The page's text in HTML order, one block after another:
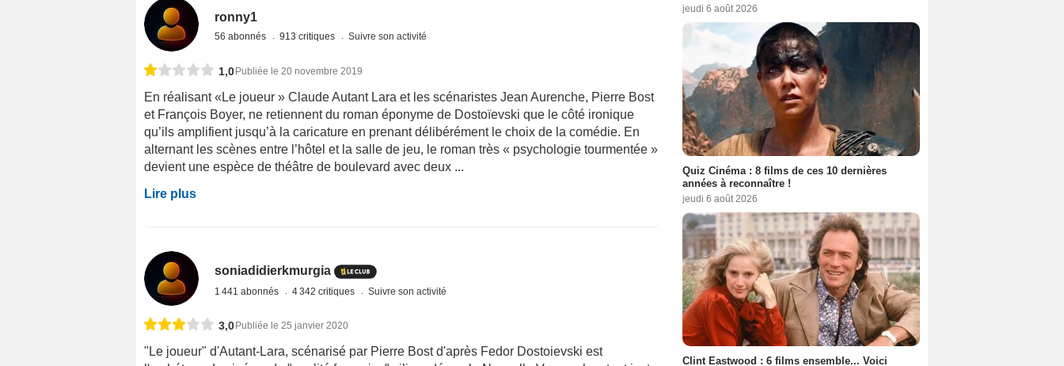
ronny1
56 abonnés 913 critiques Suivre son activité
1,0 Publiée le 20 novembre 2019
En réalisant «Le joueur » Claude Autant Lara et les scénaristes Jean Aurenche, Pierre Bost
et François Boyer, ne retiennent du roman éponyme de Dostoïevski que le côté ironique
qu’ils amplifient jusqu’à la caricature en prenant délibérément le choix de la comédie. En
alternant les scènes entre l’hôtel et la salle de jeu, le roman très « psychologie tourmentée »
devient une espèce de théâtre de boulevard avec deux ...
Lire plus
soniadidierkmurgia
1 441 abonnés 4 342 critiques Suivre son activité
3,0 Publiée le 25 janvier 2020
"Le joueur" d'Autant-Lara, scénarisé par Pierre Bost d'après Fedor Dostoievski est
jeudi 6 août 2026
Quiz Cinéma : 8 films de ces 10 dernières
années à reconnaître !
jeudi 6 août 2026
Clint Eastwood : 6 films ensemble... Voici